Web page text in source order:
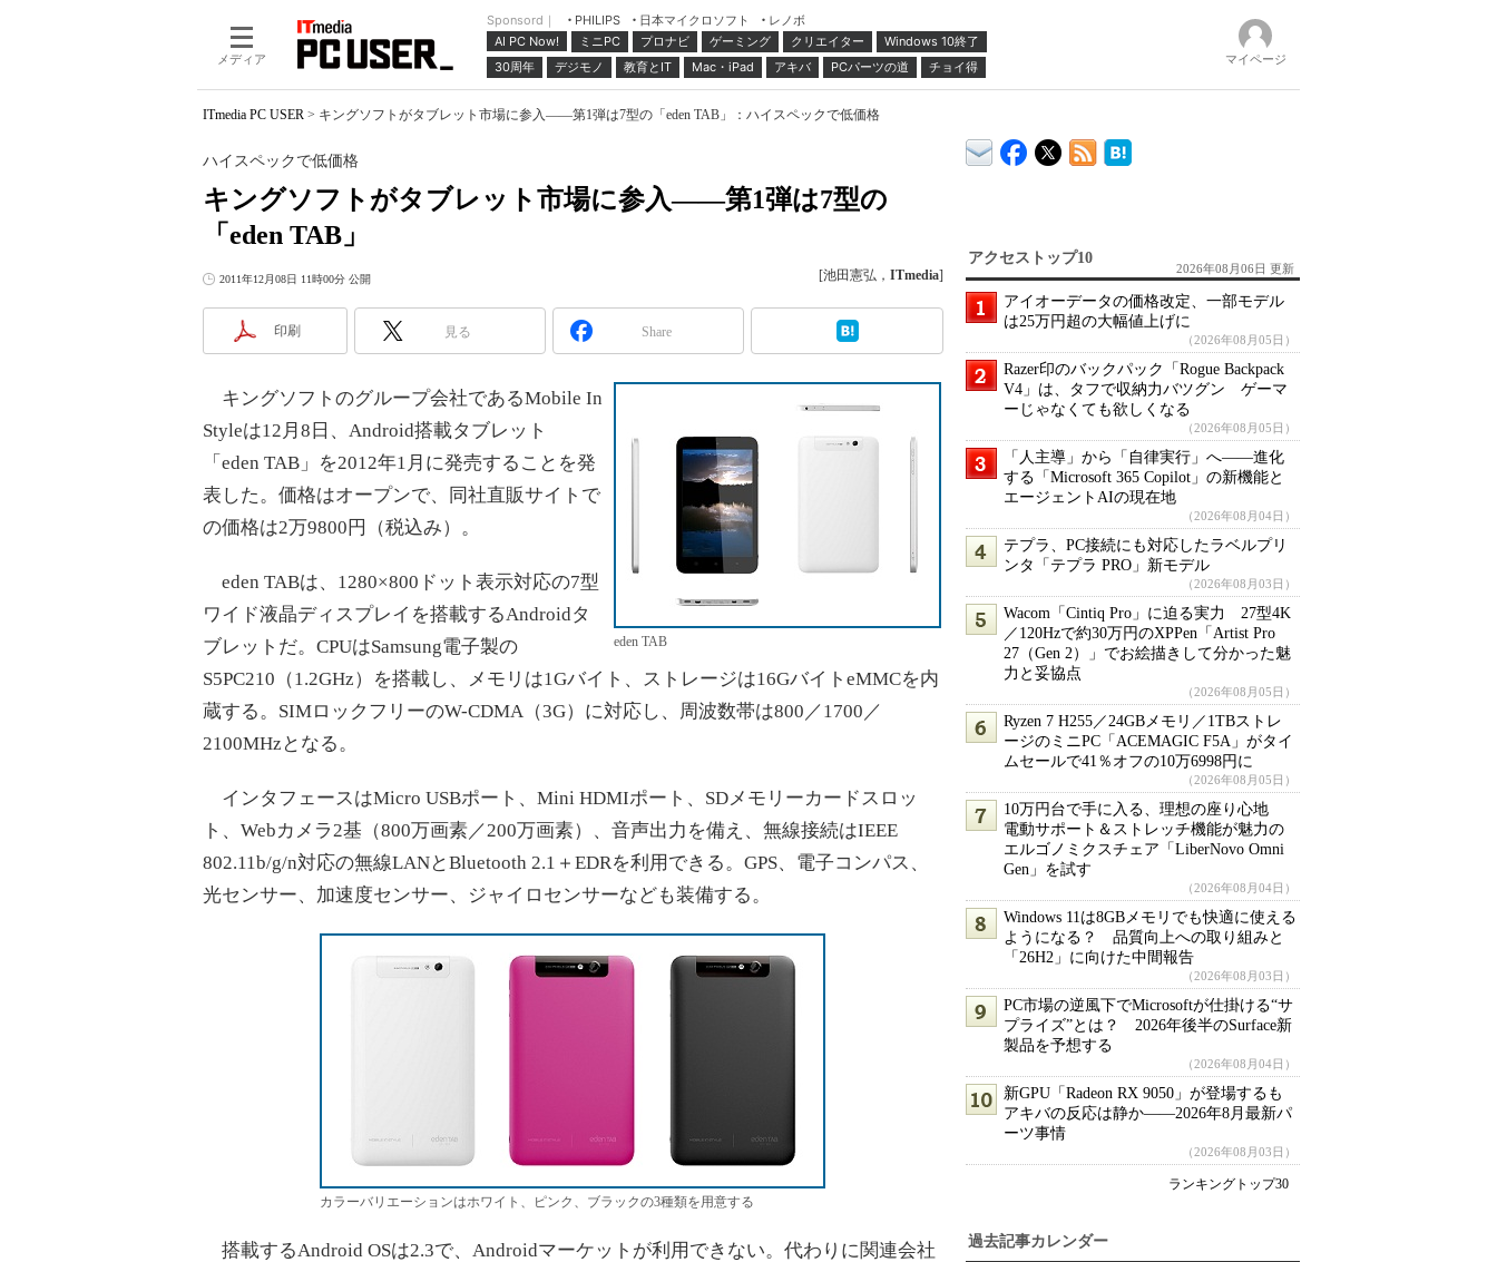
メディア
Sponsord｜ PHILIPS 日本マイクロソフト
レノボ
AI PC Now!
ミニPC プロナビ ゲーミング クリエイター
Windows 10終了
30周年
デジモノ 教育とIT Mac・iPad アキバ PCパーツの道 チョイ得 マイページ
ITmedia PC USER > キングソフトがタブレット市場に参入――第1弾は7型の「eden TAB」：ハイスペックで低価格
キングソフトがタブレット市場に参入――第1弾は7型の
「eden TAB」
ハイスペックで低価格
2011年12月08日 11時00分 公開 [池田憲弘， ITmedia]
印刷 見る Share
eden TAB
キングソフトのグループ会社であるMobile In
Styleは12月8日、Android搭載タブレット
「eden TAB」を2012年1月に発売することを発
表した。価格はオープンで、同社直販サイトで
の価格は2万9800円（税込み）。
eden TABは、1280×800ドット表示対応の7型
ワイド液晶ディスプレイを搭載するAndroidタ
ブレットだ。CPUはSamsung電子製の
S5PC210（1.2GHz）を搭載し、メモリは1Gバイト、ストレージは16GバイトeMMCを内
蔵する。SIMロックフリーのW-CDMA（3G）に対応し、周波数帯は800／1700／
2100MHzとなる。
インタフェースはMicro USBポート、Mini HDMIポート、SDメモリーカードスロッ
ト、Webカメラ2基（800万画素／200万画素）、音声出力を備え、無線接続はIEEE
802.11b/g/n対応の無線LANとBluetooth 2.1＋EDRを利用できる。GPS、電子コンパス、
光センサー、加速度センサー、ジャイロセンサーなども装備する。
カラーバリエーションはホワイト、ピンク、ブラックの3種類を用意する
搭載するAndroid OSは2.3で、Androidマーケットが利用できない。代わりに関連会社
アクセストップ10
2026年08月06日 更新
アイオーデータの価格改定、一部モデル
は25万円超の大幅値上げに
（2026年08月05日）
Razer印のバックパック「Rogue Backpack
V4」は、タフで収納力バツグン ゲーマ
ーじゃなくても欲しくなる
（2026年08月05日）
「人主導」から「自律実行」へ――進化
する「Microsoft 365 Copilot」の新機能と
エージェントAIの現在地
（2026年08月04日）
テプラ、PC接続にも対応したラベルプリ
ンタ「テプラ PRO」新モデル
（2026年08月03日）
Wacom「Cintiq Pro」に迫る実力 27型4K
／120Hzで約30万円のXPPen「Artist Pro
27（Gen 2）」でお絵描きして分かった魅
力と妥協点
（2026年08月05日）
Ryzen 7 H255／24GBメモリ／1TBストレ
ージのミニPC「ACEMAGIC F5A」がタイ
ムセールで41％オフの10万6998円に
（2026年08月05日）
10万円台で手に入る、理想の座り心地
電動サポート＆ストレッチ機能が魅力の
エルゴノミクスチェア「LiberNovo Omni
Gen」を試す
（2026年08月04日）
Windows 11は8GBメモリでも快適に使える
ようになる？ 品質向上への取り組みと
「26H2」に向けた中間報告
（2026年08月03日）
PC市場の逆風下でMicrosoftが仕掛ける“サ
プライズ”とは？ 2026年後半のSurface新
製品を予想する
（2026年08月04日）
新GPU「Radeon RX 9050」が登場するも
アキバの反応は静か――2026年8月最新パ
ーツ事情
（2026年08月03日）
ランキングトップ30
過去記事カレンダー